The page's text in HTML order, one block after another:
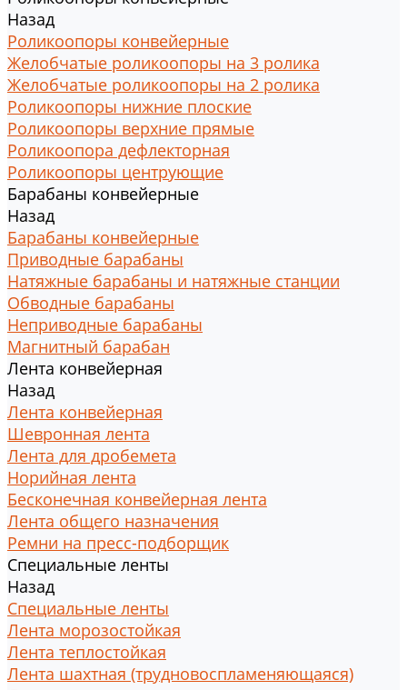
Назад
Роликоопоры конвейерные
Желобчатые роликоопоры на 3 ролика
Желобчатые роликоопоры на 2 ролика
Роликоопоры нижние плоские
Роликоопоры верхние прямые
Роликоопора дефлекторная
Роликоопоры центрующие
Барабаны конвейерные
Назад
Барабаны конвейерные
Приводные барабаны
Натяжные барабаны и натяжные станции
Обводные барабаны
Неприводные барабаны
Магнитный барабан
Лента конвейерная
Назад
Лента конвейерная
Шевронная лента
Лента для дробемета
Норийная лента
Бесконечная конвейерная лента
Лента общего назначения
Ремни на пресс-подборщик
Специальные ленты
Назад
Специальные ленты
Лента морозостойкая
Лента теплостойкая
Лента шахтная (трудновоспламеняющаяся)